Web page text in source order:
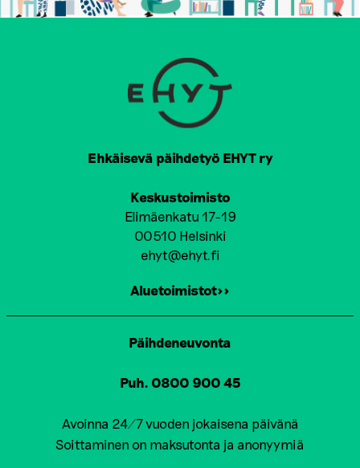
Ehkäisevä päihdetyö EHYT ry
Keskustoimisto
Elimäenkatu 17-19
00510 Helsinki
ehyt@ehyt.fi
Aluetoimistot>>
Päihdeneuvonta
Puh. 0800 900 45
Avoinna 24/7 vuoden jokaisena päivänä
Soittaminen on maksutonta ja anonyymiä